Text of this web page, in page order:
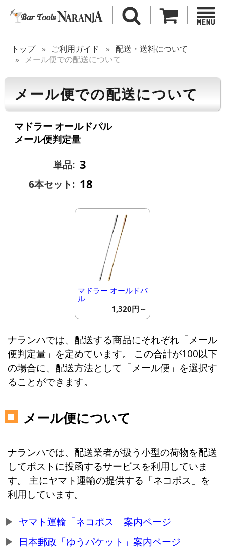
トップ ご利用ガイド
配送・送料について
メール便での配送について
メール便での配送について
マドラー オールドパル
メール便判定量
単品: 3
6本セット: 18
マドラー オールドパ
ル
1,320円～
ナランハでは、配送する商品にそれぞれ「メール
便判定量」を定めています。 この合計が100以下
の場合に、配送方法として「メール便」を選択す
ることができます。
メール便について
ナランハでは、配送業者が扱う小型の荷物を配送
してポストに投函するサービスを利用していま
す。 主にヤマト運輸の提供する「ネコポス」を
利用しています。
ヤマト運輸「ネコポス」案内ページ
日本郵政「ゆうパケット」案内ページ